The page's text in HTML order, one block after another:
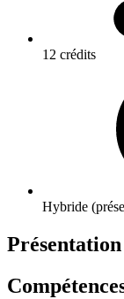
12 crédits
Hybride
Présentation